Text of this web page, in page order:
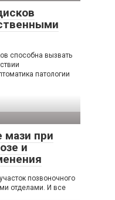
способна вызвать
патологии
при
и
позвоночного
отделами. И все